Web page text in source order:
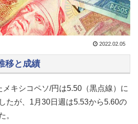
2022.02.05
移と成績
キシコペソ/円は5.50（黒点線）に
たが、 1月30日週は5.53から5.60の
。